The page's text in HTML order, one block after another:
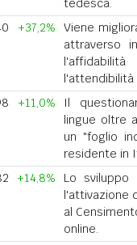
tedesca.
+37,2%
Viene
attraverso
l'attendibilità
+11,0%
Il
lingue oltre
un "foglio
residente in
+14,8%
Lo sviluppo
l'attivazione
al
online.